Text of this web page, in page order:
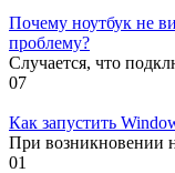
Почему ноутбук не
проблему?
Случается, что
07
Как запустить
При возникновении
01